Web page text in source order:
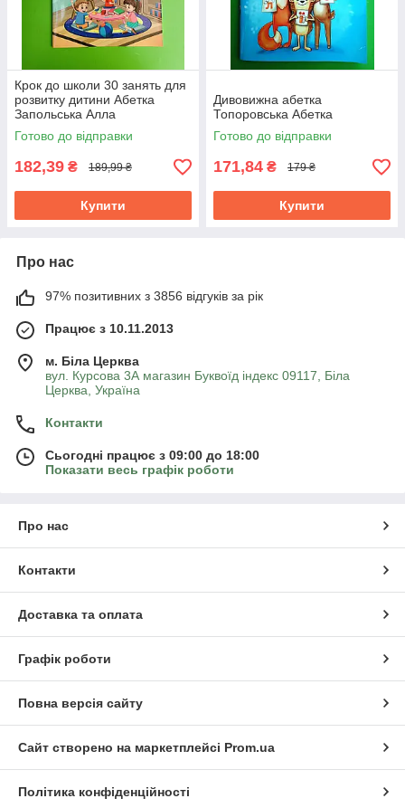
Крок до школи 30 занять для
розвитку дитини Абетка
Запольська Алла
Готово до відправки
182,39 ₴ 189,99 ₴
Купити
Дивовижна абетка
Топоровська Абетка
Готово до відправки
171,84 ₴ 179 ₴
Купити
Про нас
97% позитивних з 3856 відгуків за рік
Працює з 10.11.2013
м. Біла Церква
вул. Курсова 3А магазин Буквоїд індекс 09117, Біла
Церква, Україна
Контакти
Сьогодні працює з 09:00 до 18:00
Показати весь графік роботи
Про нас
Контакти
Доставка та оплата
Графік роботи
Повна версія сайту
Сайт створено на маркетплейсі Prom.ua
Політика конфіденційності